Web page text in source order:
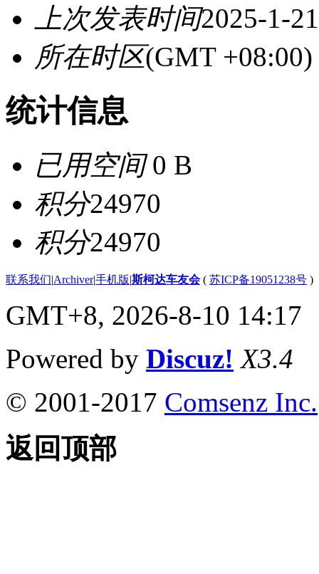
上次发表时间2025-1-
所在时区(GMT
统计信息
已用空间0 B
积分24970
积分24970
联系我们|Archiver|手机版|斯柯达车友会( 苏ICP备19051238号 )
GMT+8, 2026-8-10 14:17
Powered by Discuz! X3.4
© 2001-2017 Comsenz Inc.
返回顶部